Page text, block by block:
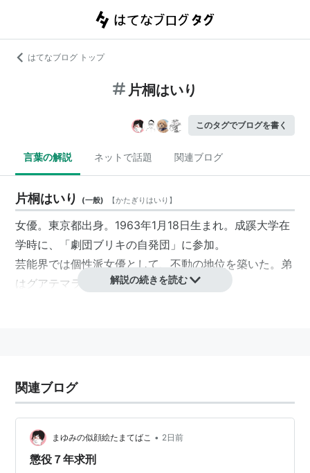
はてなブログ トップ
片桐はいり
このタグでブログを書く
言葉の解説 ネットで話題 関連ブログ
片桐はいり (一般) 【かたぎりはいり 】
女優。東京都出身。1963年1月18日生まれ。成蹊大学在
学時に、「劇団ブリキの自発団」に参加。
芸能界では個性派女優として、不動の地位を築いた。弟
はグアテマラ在住。解説の続きを読む
関連ブログ
まゆみの似顔絵たまてばこ • 2日前
懲役７年求刑